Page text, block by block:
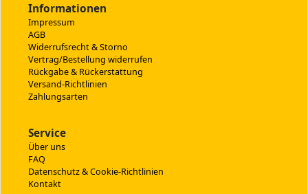
Informationen
Impressum
AGB
Widerrufsrecht & Storno
Vertrag/Bestellung widerrufen
Rückgabe & Rückerstattung
Versand-Richtlinien
Zahlungsarten
Service
Über uns
FAQ
Datenschutz & Cookie-Richtlinien
Kontakt